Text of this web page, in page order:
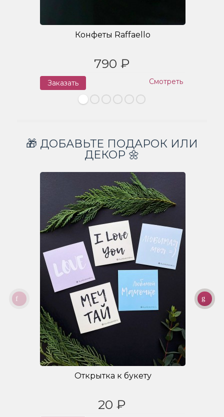
Конфеты Raffaello
790 ₽
Заказать Смотреть
🎁 ДОБАВЬТЕ ПОДАРОК ИЛИ
ДЕКОР 🌼
Открытка к букету
20 ₽